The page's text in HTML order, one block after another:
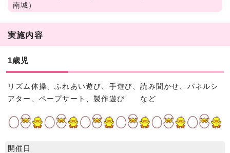
南城）
実施内容
1歳児
リズム体操、ふれあい遊び、手遊び、読み聞かせ、パネルシ
アター、ペープサート、製作遊び など
開催日